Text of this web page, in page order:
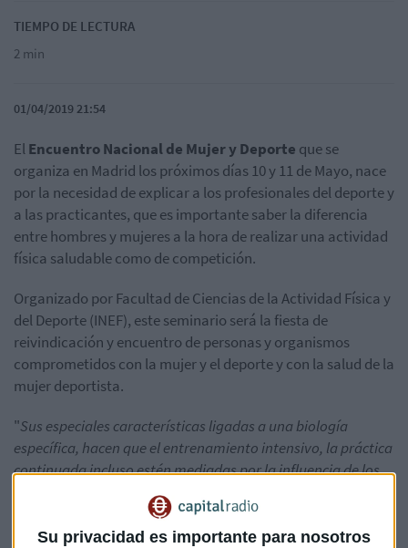
Su privacidad es importante para nosotros
TIEMPO DE LECTURA
2 min
01/04/2019 21:54
ElEncuentro Nacional de Mujer y Deporte que se
organiza en Madrid los próximos días 10 y 11 de Mayo, nace
por la necesidad de explicar a los profesionales del deporte y
a las practicantes, que es importante saber la diferencia
entre hombres y mujeres a la hora de realizar una actividad
física saludable como de competición.
Organizado por Facultad de Ciencias de la Actividad Física y
del Deporte (INEF), este seminario será la fiesta de
reivindicación y encuentro de personas y organismos
comprometidos con la mujer y el deporte y con la salud de la
mujer deportista.
"Sus especiales características ligadas a una biología
específica, hacen que el entrenamiento intensivo, la práctica
continuada incluso estén mediadas por la influencia de los
ciclos menstruales, los embarazos o el declinar ovárico y la
llegada de la menopausia ", destaca Alberto García Bataller,
el creador del Encuentro.